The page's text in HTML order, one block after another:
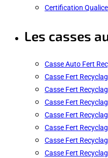
Certification
Les casses
Casse Auto Fert
Casse Fert
Casse Fert
Casse Fert
Casse Fert
Casse Fert
Casse Fert
Casse Fert